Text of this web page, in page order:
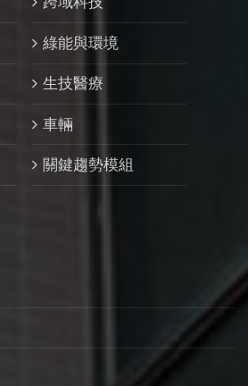
綠能與環境
生技醫療
車輛
關鍵趨勢模組